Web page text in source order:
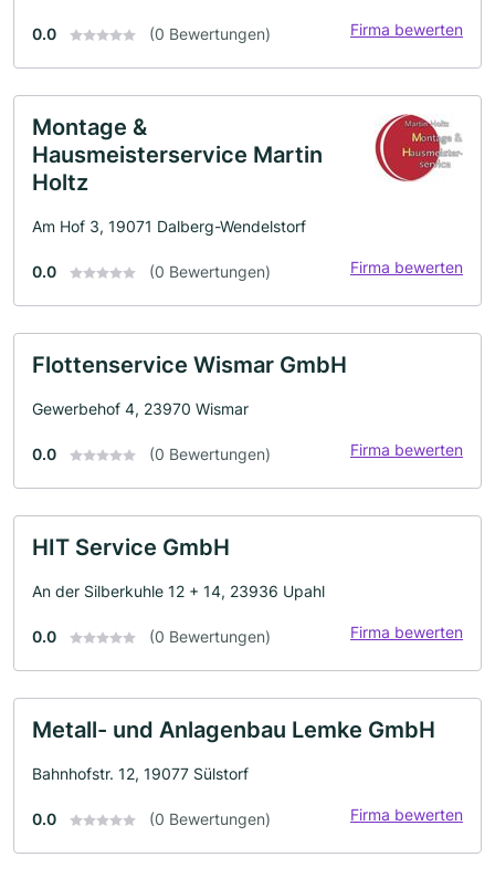
0.0 (0 Bewertungen) Firma bewerten
Montage &
Hausmeisterservice Martin
Holtz
Am Hof 3, 19071 Dalberg-Wendelstorf
0.0 (0 Bewertungen) Firma bewerten
Flottenservice Wismar GmbH
Gewerbehof 4, 23970 Wismar
0.0 (0 Bewertungen) Firma bewerten
HIT Service GmbH
An der Silberkuhle 12 + 14, 23936 Upahl
0.0 (0 Bewertungen) Firma bewerten
Metall- und Anlagenbau Lemke GmbH
Bahnhofstr. 12, 19077 Sülstorf
0.0 (0 Bewertungen) Firma bewerten